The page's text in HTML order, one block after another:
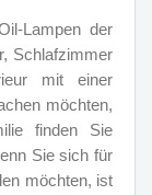
Lampen der
Schlafzimmer
mit einer
möchten,
finden Sie
Sie sich für
möchten, ist